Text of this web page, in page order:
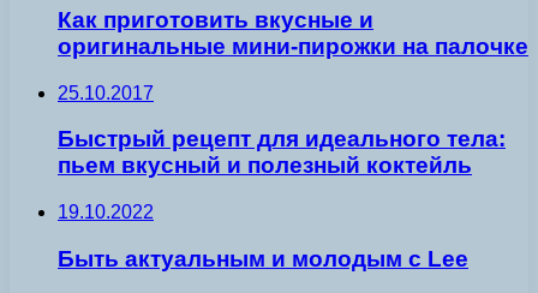
Как приготовить вкусные и
оригинальные мини-пирожки на палочке
25.10.2017
Быстрый рецепт для идеального тела:
пьем вкусный и полезный коктейль
19.10.2022
Быть актуальным и молодым с Lee